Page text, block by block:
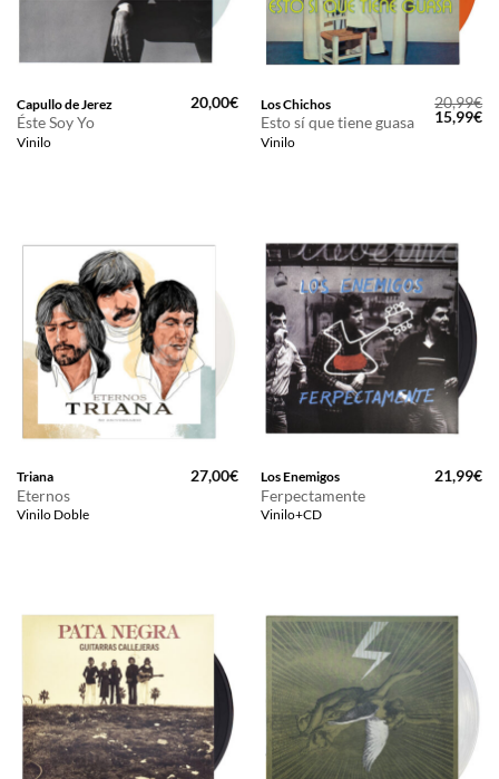
Capullo de Jerez
Éste Soy Yo
Vinilo
20,00€ Los Chichos
Esto sí que tiene guasa
Vinilo
20,99€
El
precio
15,99€El
Triana
Eternos
Vinilo Doble
27,00€ Los Enemigos
Ferpectamente
Vinilo+CD
21,99€